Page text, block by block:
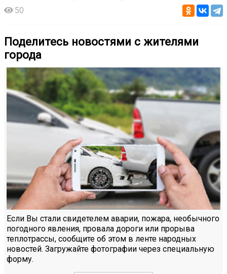
50
Поделитесь новостями с жителями
города
Если Вы стали свидетелем аварии, пожара, необычного
погодного явления, провала дороги или прорыва
теплотрассы, сообщите об этом в ленте народных
новостей. Загружайте фотографии через специальную
форму.